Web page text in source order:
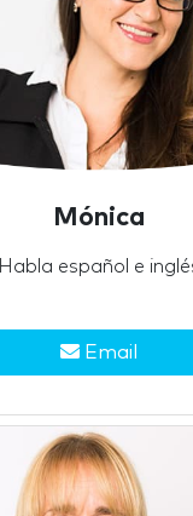
Mónica
Habla español e
Email